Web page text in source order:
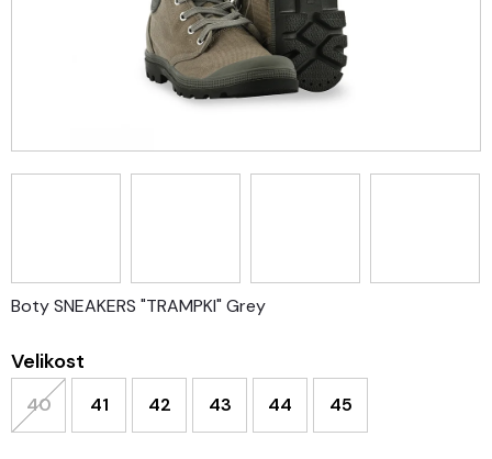
Velikost
40 41 42 43 44 45
Boty SNEAKERS "TRAMPKI" Grey